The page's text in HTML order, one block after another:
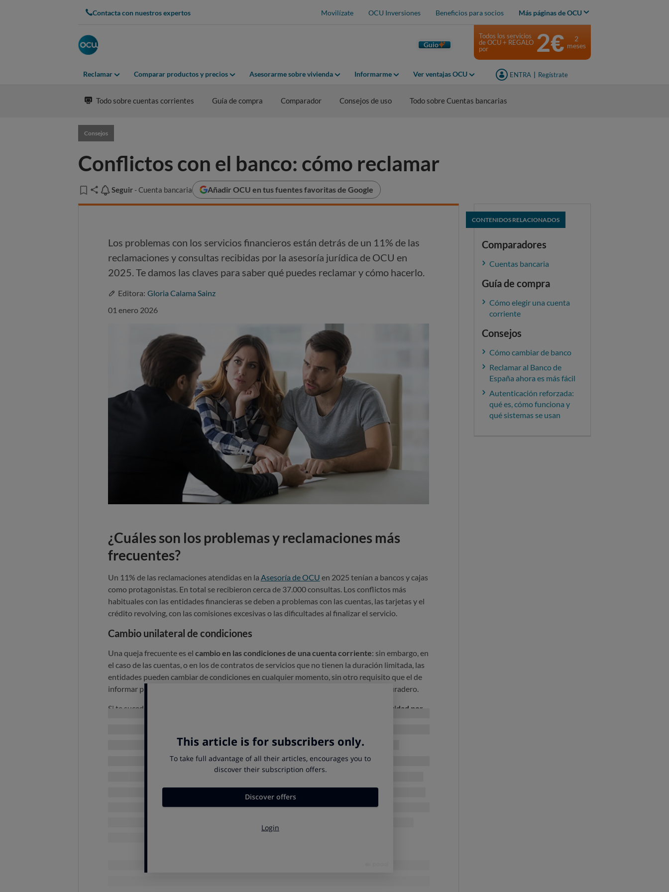
Contacta con nuestros expertos Movilízate OCU Inversiones Beneficios para socios Más páginas de OCU
Guio
Reclamar Comparar productos y precios Asesorarme sobre vivienda Informarme Ver ventajas OCU ENTRA Regístrate
Todos los servicios
de OCU + REGALO
por
2€
2
meses
Todo sobre cuentas corrientes Guía de compra Comparador Consejos de uso Todo sobre Cuentas bancarias
Consejos
Conflictos con el banco: cómo reclamar
Seguir
Seguir - Cuenta bancaria Añadir OCU en tus fuentes favoritas de Google
Los problemas con los servicios financieros están detrás de un 11% de las
reclamaciones y consultas recibidas por la asesoría jurídica de OCU en
2025. Te damos las claves para saber qué puedes reclamar y cómo hacerlo.
Editora: Gloria Calama Sainz
01 enero 2026
¿Cuáles son los problemas y reclamaciones más
frecuentes?
Un 11% de las reclamaciones atendidas en la Asesoría de OCU en 2025 tenían a bancos y cajas
como protagonistas. En total se recibieron cerca de 37.000 consultas. Los conflictos más
habituales con las entidades financieras se deben a problemas con las cuentas, las tarjetas y el
crédito revolving, con las comisiones excesivas o las dificultades al finalizar el servicio.
Cambio unilateral de condiciones
Una queja frecuente es el cambio en las condiciones de una cuenta corriente: sin embargo, en
el caso de las cuentas, o en los de contratos de servicios que no tienen la duración limitada, las
entidades pueden cambiar de condiciones en cualquier momento, sin otro requisito que el de
informar previamente al cliente de forma clara, individualizada en papel o soporte duradero.
Si te sucede algo así, no hay motivo para reclamar, simplemente debes
cambiar la entidad por
CONSULTA EL COMPARADOR DE CUENTAS
La contratación de un préstamo o un depósito puede implicar que te
producto el banco no podrá incrementar de forma unilateral esa comisión.
Si contrataste una tarjeta con la modalidad del “crédito revolving”, probablemente has caído en
CONTENIDOS RELACIONADOS
Comparadores
Cuentas bancaria
Guía de compra
Cómo elegir una cuenta
corriente
Consejos
Cómo cambiar de banco
Reclamar al Banco de
España ahora es más fácil
Autenticación reforzada:
qué es, cómo funciona y
qué sistemas se usan